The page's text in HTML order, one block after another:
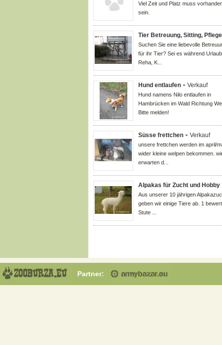
Viel Zeit und Platz muss
sein.
Tier Betreuung, Sitting,
Suchen Sie eine liebevolle
für ihr Tier? Sei es während
Reha, K...
Hund entlaufen - Verkauf
Hund namens Nilo entlaufen in
Hambrücken im Wald Richtung
Bitte melden!
Süsse frettchen - Verkauf
unsere frettchen werden im april/
wider kleine welpen bekommen.
erwarten d...
Alpakas für Zucht und Hobby
Aus unserer 10 jährigen
geben wir einige Tiere ab. 1
Stute ...
Partner: